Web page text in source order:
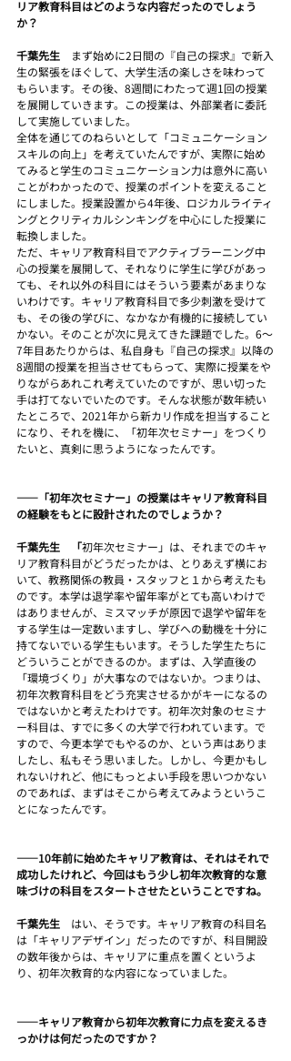
リア教育科目はどのような内容だったのでしょう
か？
千葉先生
まず始めに2日間の『自己の探求』で新入
生の緊張をほぐして、大学生活の楽しさを味わって
もらいます。その後、8週間にわたって週1回の授業
を展開していきます。この授業は、外部業者に委託
して実施していました。
全体を通じてのねらいとして「コミュニケーション
スキルの向上」を考えていたんですが、実際に始め
てみると学生のコミュニケーション力は意外に高い
ことがわかったので、授業のポイントを変えること
にしました。授業設置から4年後、ロジカルライティ
ングとクリティカルシンキングを中心にした授業に
転換しました。
ただ、キャリア教育科目でアクティブラーニング中
心の授業を展開して、それなりに学生に学びがあっ
ても、それ以外の科目にはそういう要素があまりな
いわけです。キャリア教育科目で多少刺激を受けて
も、その後の学びに、なかなか有機的に接続してい
かない。そのことが次に見えてきた課題でした。6～
7年目あたりからは、私自身も『自己の探求』以降の
8週間の授業を担当させてもらって、実際に授業をや
りながらあれこれ考えていたのですが、思い切った
手は打てないでいたのです。そんな状態が数年続い
たところで、2021年から新カリ作成を担当すること
になり、それを機に、「初年次セミナー」をつくり
たいと、真剣に思うようになったんです。
――「初年次セミナー」の授業はキャリア教育科目
の経験をもとに設計されたのでしょうか？
千葉先生　「初年次セミナー」は、それまでのキャ
リア教育科目がどうだったかは、とりあえず横にお
いて、教務関係の教員・スタッフと１から考えたも
のです。本学は退学率や留年率がとても高いわけで
はありませんが、ミスマッチが原因で退学や留年を
する学生は一定数いますし、学びへの動機を十分に
持てないでいる学生もいます。そうした学生たちに
どういうことができるのか。まずは、入学直後の
「環境づくり」が大事なのではないか。つまりは、
初年次教育科目をどう充実させるかがキーになるの
ではないかと考えたわけです。初年次対象のセミナ
ー科目は、すでに多くの大学で行われています。で
すので、今更本学でもやるのか、という声はありま
したし、私もそう思いました。しかし、今更かもし
れないけれど、他にもっとよい手段を思いつかない
のであれば、まずはそこから考えてみようというこ
とになったんです。
――10年前に始めたキャリア教育は、それはそれで
成功したけれど、今回はもう少し初年次教育的な意
味づけの科目をスタートさせたということですね。
千葉先生 はい、そうです。キャリア教育の科目名
は「キャリアデザイン」だったのですが、科目開設
の数年後からは、キャリアに重点を置くというよ
り、初年次教育的な内容になっていました。
――キャリア教育から初年次教育に力点を変えるき
っかけは何だったのですか？